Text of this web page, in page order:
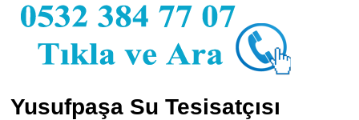
Yusufpaşa Su Tesisatçısı